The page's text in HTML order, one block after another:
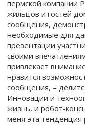
пермской компании
жильцов и гостей
сообщения,
необходимые для
презентации
своими
привлекает
нравится
сообщения, –
Инновации и
жизнь, и робот-
меня эта тенденция